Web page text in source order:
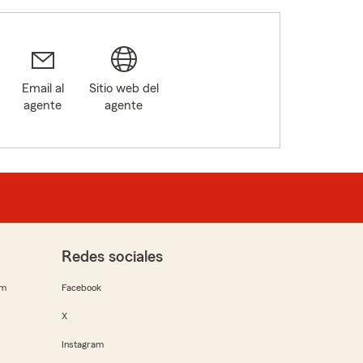
Email al
agente
Sitio web del
agente
Redes sociales
Facebook
X
Instagram